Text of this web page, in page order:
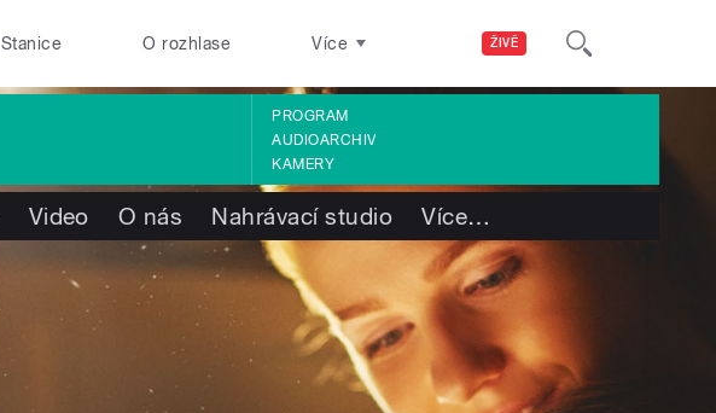
ŽIVĚ
Stanice O rozhlase Více
PROGRAM
AUDIOARCHIV
KAMERY
Video O nás Nahrávací studio Více…